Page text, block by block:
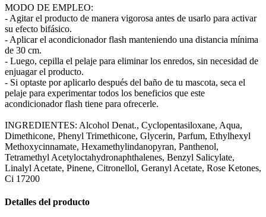
MODO DE EMPLEO:
- Agitar el producto de manera vigorosa antes de usarlo para activar
su efecto bifásico.
- Aplicar el acondicionador flash manteniendo una distancia mínima
de 30 cm.
- Luego, cepilla el pelaje para eliminar los enredos, sin necesidad de
enjuagar el producto.
- Si optaste por aplicarlo después del baño de tu mascota, seca el
pelaje para experimentar todos los beneficios que este
acondicionador flash tiene para ofrecerle.
INGREDIENTES: Alcohol Denat., Cyclopentasiloxane, Aqua,
Dimethicone, Phenyl Trimethicone, Glycerin, Parfum, Ethylhexyl
Methoxycinnamate, Hexamethylindanopyran, Panthenol,
Tetramethyl Acetyloctahydronaphthalenes, Benzyl Salicylate,
Linalyl Acetate, Pinene, Citronellol, Geranyl Acetate, Rose Ketones,
Ci 17200
Detalles del producto